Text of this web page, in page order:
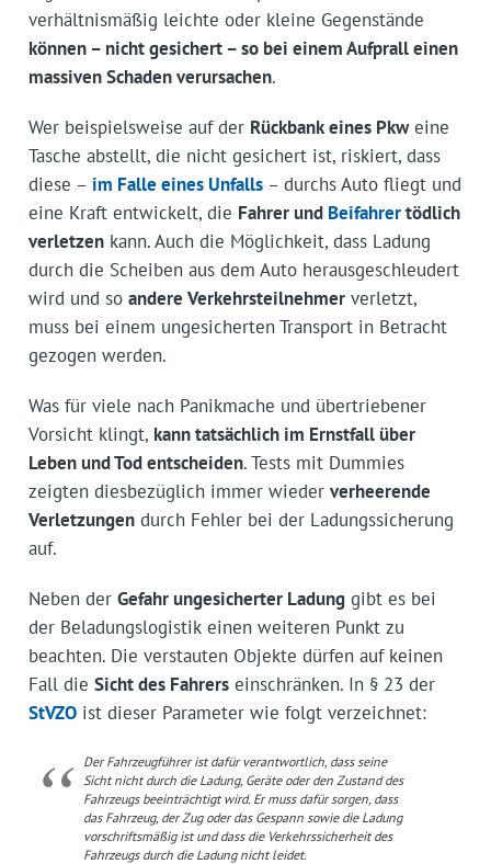
verhältnismäßig leichte oder kleine Gegenstände
können – nicht gesichert – so bei einem Aufprall einen
massiven Schaden verursachen.
Wer beispielsweise auf der Rückbank eines Pkweine
Tasche abstellt, die nicht gesichert ist, riskiert, dass
diese – im Falle eines Unfalls– durchs Auto fliegt und
eine Kraft entwickelt, die Fahrer und Beifahrertödlich
verletzenkann. Auch die Möglichkeit, dass Ladung
durch die Scheiben aus dem Auto herausgeschleudert
wird und so andere Verkehrsteilnehmerverletzt,
muss bei einem ungesicherten Transport in Betracht
gezogen werden.
Was für viele nach Panikmache und übertriebener
Vorsicht klingt, kann tatsächlich im Ernstfall über
Leben und Tod entscheiden. Tests mit Dummies
zeigten diesbezüglich immer wieder verheerende
Verletzungendurch Fehler bei der Ladungssicherung
auf.
Neben der Gefahr ungesicherter Ladunggibt es bei
der Beladungslogistik einen weiteren Punkt zu
beachten. Die verstauten Objekte dürfen auf keinen
Fall die Sicht des Fahrerseinschränken. In § 23 der
StVZOist dieser Parameter wie folgt verzeichnet:
Der Fahrzeugführer ist dafür verantwortlich, dass seine
Sicht nicht durch die Ladung, Geräte oder den Zustand des
Fahrzeugs beeinträchtigt wird. Er muss dafür sorgen, dass
das Fahrzeug, der Zug oder das Gespann sowie die Ladung
vorschriftsmäßig ist und dass die Verkehrssicherheit des
Fahrzeugs durch die Ladung nicht leidet.